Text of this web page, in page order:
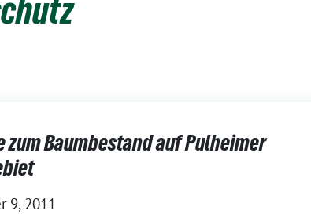
zum Baumbestand auf Pulheimer
9, 2011